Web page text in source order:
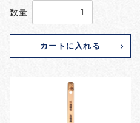
数量
カートに入れる